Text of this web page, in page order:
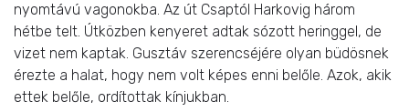
nyomtávú vagonokba. Az út Csaptól Harkovig három
hétbe telt. Útközben kenyeret adtak sózott heringgel, de
vizet nem kaptak. Gusztáv szerencséjére olyan büdösnek
érezte a halat, hogy nem volt képes enni belőle. Azok, akik
ettek belőle, ordítottak kínjukban.